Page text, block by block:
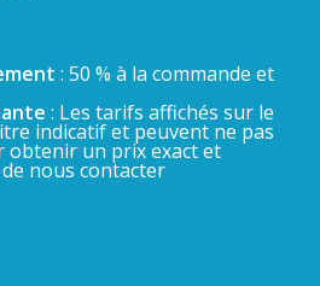
: 50 % à la commande et
: Les tarifs affichés sur le
indicatif et peuvent ne pas
obtenir un prix exact et
nous contacter